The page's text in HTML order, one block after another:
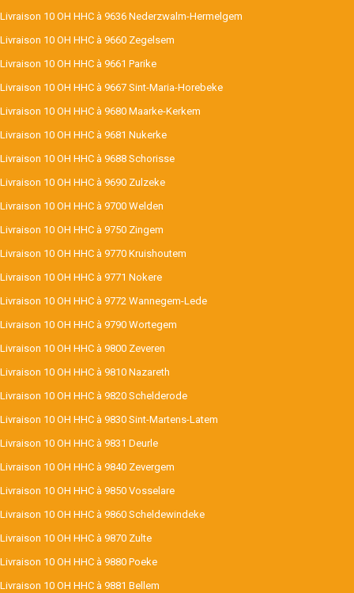
Livraison 10 OH HHC à 9636 Nederzwalm-Hermelgem
Livraison 10 OH HHC à 9660 Zegelsem
Livraison 10 OH HHC à 9661 Parike
Livraison 10 OH HHC à 9667 Sint-Maria-Horebeke
Livraison 10 OH HHC à 9680 Maarke-Kerkem
Livraison 10 OH HHC à 9681 Nukerke
Livraison 10 OH HHC à 9688 Schorisse
Livraison 10 OH HHC à 9690 Zulzeke
Livraison 10 OH HHC à 9700 Welden
Livraison 10 OH HHC à 9750 Zingem
Livraison 10 OH HHC à 9770 Kruishoutem
Livraison 10 OH HHC à 9771 Nokere
Livraison 10 OH HHC à 9772 Wannegem-Lede
Livraison 10 OH HHC à 9790 Wortegem
Livraison 10 OH HHC à 9800 Zeveren
Livraison 10 OH HHC à 9810 Nazareth
Livraison 10 OH HHC à 9820 Schelderode
Livraison 10 OH HHC à 9830 Sint-Martens-Latem
Livraison 10 OH HHC à 9831 Deurle
Livraison 10 OH HHC à 9840 Zevergem
Livraison 10 OH HHC à 9850 Vosselare
Livraison 10 OH HHC à 9860 Scheldewindeke
Livraison 10 OH HHC à 9870 Zulte
Livraison 10 OH HHC à 9880 Poeke
Livraison 10 OH HHC à 9881 Bellem